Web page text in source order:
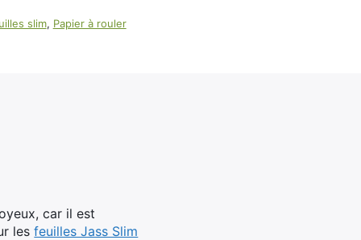
slim, Papier à rouler
car il est
lesfeuilles Jass Slim
100ml